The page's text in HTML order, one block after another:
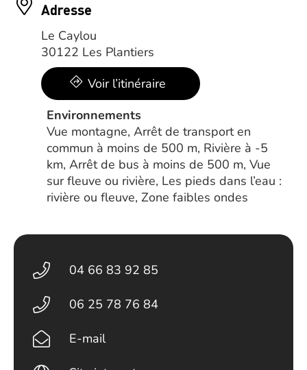
Adresse
Le Caylou
30122 Les Plantiers
Voir l’itinéraire
Environnements
Vue montagne, Arrêt de transport en
commun à moins de 500 m, Rivière à -5
km, Arrêt de bus à moins de 500 m, Vue
sur fleuve ou rivière, Les pieds dans l’eau :
rivière ou fleuve, Zone faibles ondes
04 66 83 92 85
06 25 78 76 84
E-mail